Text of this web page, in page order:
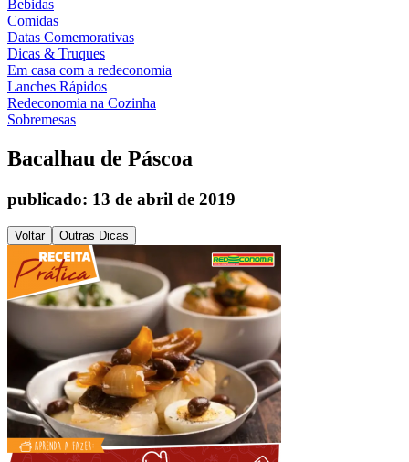
Bebidas
Comidas
Datas Comemorativas
Dicas & Truques
Em casa com a redeconomia
Lanches Rápidos
Redeconomia na Cozinha
Sobremesas
Bacalhau de Páscoa
publicado: 13 de abril de 2019
Voltar Outras Dicas